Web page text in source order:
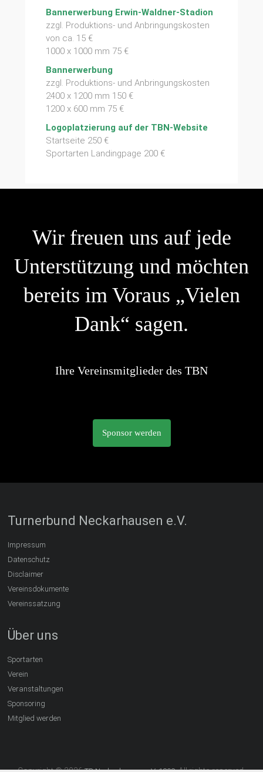
Bannerwerbung Erwin-Waldner-Stadion
zzgl. Produktions- und Anbringungskosten
von ca. 15 €
1000 x 1000 mm 75 €
Bannerwerbung
zzgl. Produktions- und Anbringungskosten
2400 x 1200 mm 150 €
1200 x 600 mm 75 €
Logoplatzierung auf der TBN-Website
Startseite 250 €
Sportarten Landingpage 200 €
Wir freuen uns auf jede
Unterstützung und möchten
bereits im Voraus „Vielen
Dank“ sagen.
Ihre Vereinsmitglieder des TBN
Sponsor werden
Turnerbund Neckarhausen e.V.
Impressum
Datenschutz
Disclaimer
Vereinsdokumente
Vereinssatzung
Über uns
Sportarten
Verein
Veranstaltungen
Sponsoring
Mitglied werden